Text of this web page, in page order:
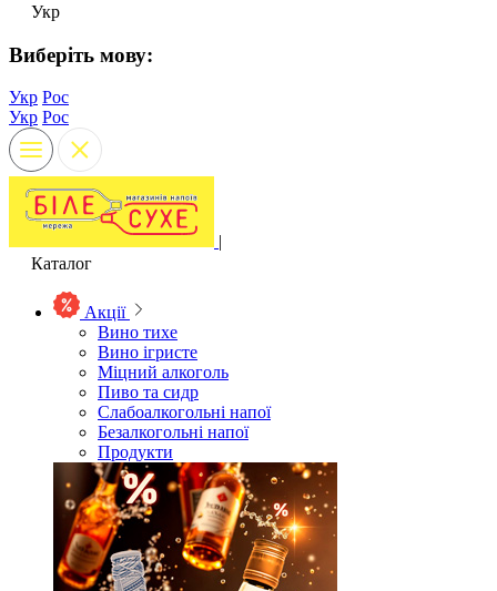
Укр
Виберіть мову:
Укр Рос
Укр Рос
|
Каталог
Акції
Вино тихе
Вино ігристе
Міцний алкоголь
Пиво та сидр
Слабоалкогольні напої
Безалкогольні напої
Продукти